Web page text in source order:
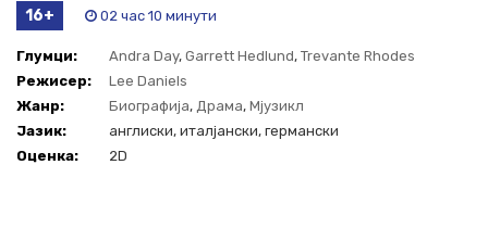
16+ 02 час 10 минути
Глумци: Andra Day, Garrett Hedlund, Trevante Rhodes
Режисер:
Lee Daniels
Жанр:
Биографија, Драма, Мјузикл
Јазик:
англиски, италјански, германски
Оценка:
2D